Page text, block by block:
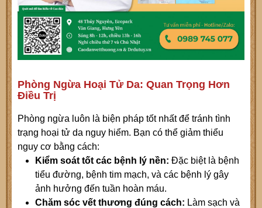
Phòng Ngừa Hoại Tử Da: Quan Trọng Hơn
Điều Trị
Phòng ngừa luôn là biện pháp tốt nhất để tránh tình
trạng hoại tử da nguy hiểm. Bạn có thể giảm thiểu
nguy cơ bằng cách:
Kiểm soát tốt các bệnh lý nền: Đặc biệt là bệnh
tiểu đường, bệnh tim mạch, và các bệnh lý gây
ảnh hưởng đến tuần hoàn máu.
Chăm sóc vết thương đúng cách: Làm sạch và